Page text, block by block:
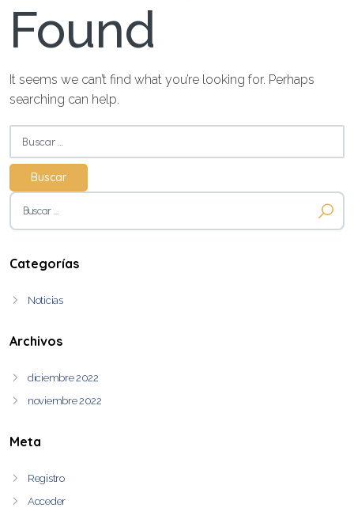
Found
It seems we can’t find what you’re looking for. Perhaps
searching can help.
Buscar:
Buscar:
Categorías
Noticias
Archivos
diciembre 2022
noviembre 2022
Meta
Registro
Acceder